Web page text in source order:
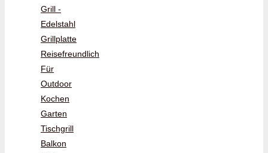
Grill -
Edelstahl
Grillplatte
Reisefreundlich
Für
Outdoor
Kochen
Garten
Tischgrill
Balkon